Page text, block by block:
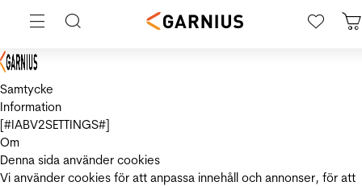
Samtycke
Information
[#IABV2SETTINGS#]
Om
Denna sida använder cookies
Vi använder cookies för att anpassa innehåll och annonser, för att